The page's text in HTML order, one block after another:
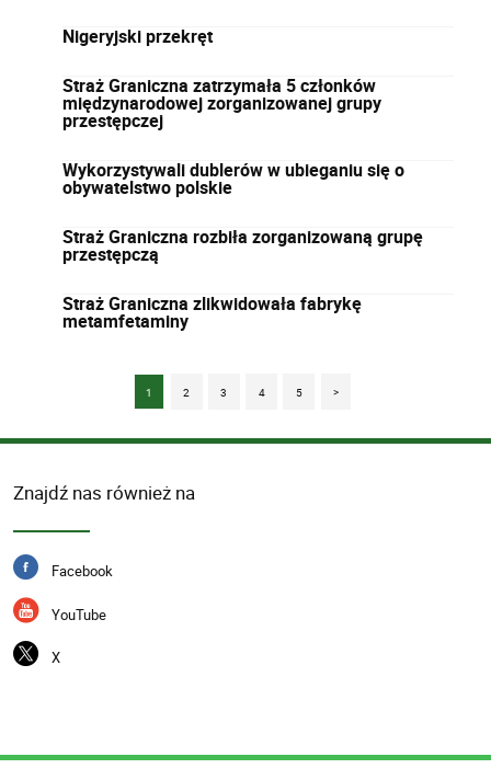
Nigeryjski przekręt
Straż Graniczna zatrzymała 5 członków
międzynarodowej zorganizowanej grupy
przestępczej
Wykorzystywali dublerów w ubieganiu się o
obywatelstwo polskie
Straż Graniczna rozbiła zorganizowaną grupę
przestępczą
Straż Graniczna zlikwidowała fabrykę
metamfetaminy
1 2 3 4 5 >
Znajdź nas również na
Facebook
YouTube
X